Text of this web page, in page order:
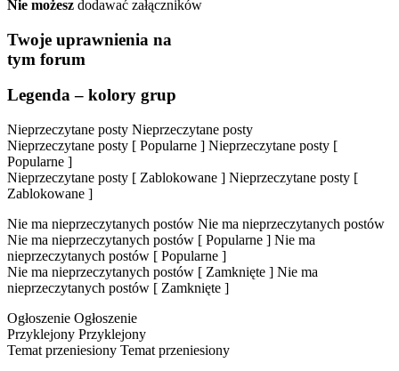
Nie możesz dodawać załączników
Twoje uprawnienia na
tym forum
Legenda – kolory grup
Nieprzeczytane posty Nieprzeczytane posty
Nieprzeczytane posty [ Popularne ] Nieprzeczytane posty [
Popularne ]
Nieprzeczytane posty [ Zablokowane ] Nieprzeczytane posty [
Zablokowane ]
Nie ma nieprzeczytanych postów Nie ma nieprzeczytanych postów
Nie ma nieprzeczytanych postów [ Popularne ] Nie ma
nieprzeczytanych postów [ Popularne ]
Nie ma nieprzeczytanych postów [ Zamknięte ] Nie ma
nieprzeczytanych postów [ Zamknięte ]
Ogłoszenie Ogłoszenie
Przyklejony Przyklejony
Temat przeniesiony Temat przeniesiony